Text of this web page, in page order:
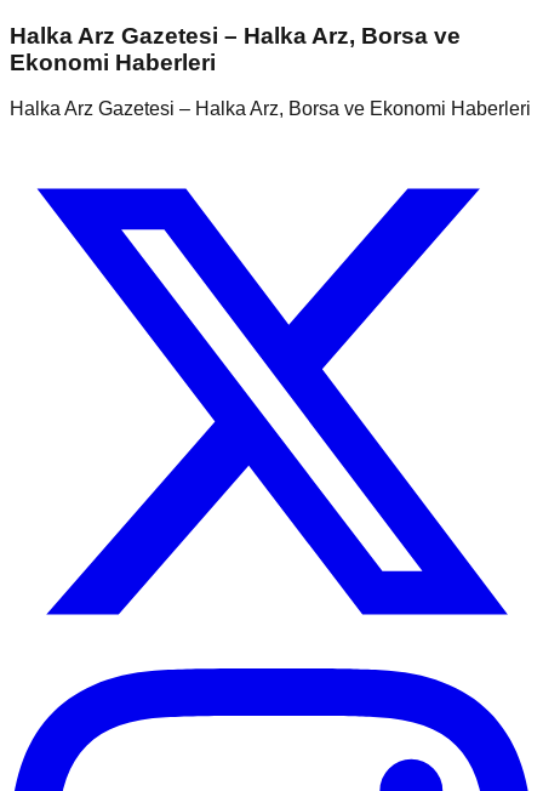
Halka Arz Gazetesi – Halka Arz, Borsa ve
Ekonomi Haberleri
Halka Arz Gazetesi – Halka Arz, Borsa ve Ekonomi Haberleri